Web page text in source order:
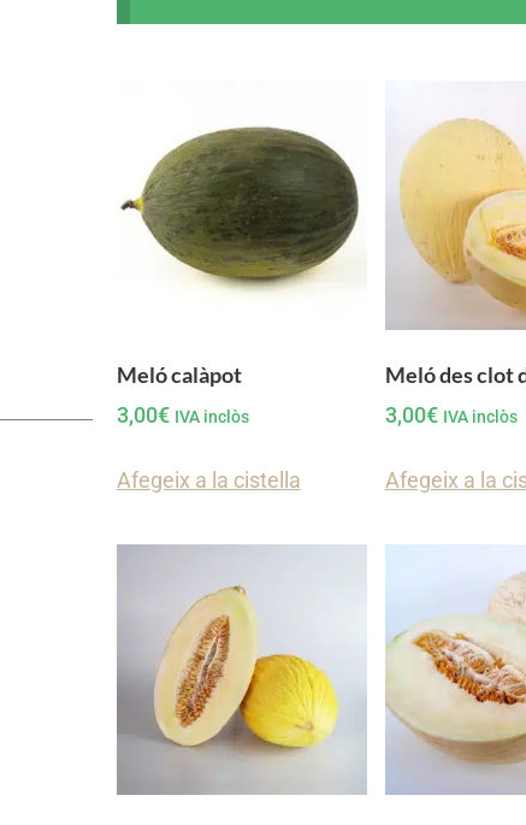
Meló calàpot
3,00€ IVA inclòs
Afegeix a la cistella
Meló des clot
3,00€ IVA inclòs
Afegeix a la